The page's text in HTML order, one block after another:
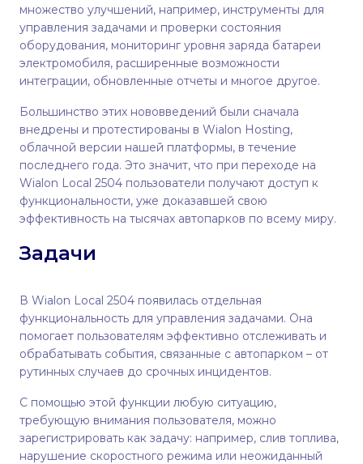
множество улучшений, например, инструменты для
управления задачами и проверки состояния
оборудования, мониторинг уровня заряда батареи
электромобиля, расширенные возможности
интеграции, обновленные отчеты и многое другое.
Большинство этих нововведений были сначала
внедрены и протестированы в Wialon Hosting,
облачной версии нашей платформы, в течение
последнего года. Это значит, что при переходе на
Wialon Local 2504 пользователи получают доступ к
функциональности, уже доказавшей свою
эффективность на тысячах автопарков по всему миру.
Задачи
В Wialon Local 2504 появилась отдельная
функциональность для управления задачами. Она
помогает пользователям эффективно отслеживать и
обрабатывать события, связанные с автопарком – от
рутинных случаев до срочных инцидентов.
С помощью этой функции любую ситуацию,
требующую внимания пользователя, можно
зарегистрировать как задачу: например, слив топлива,
нарушение скоростного режима или неожиданный